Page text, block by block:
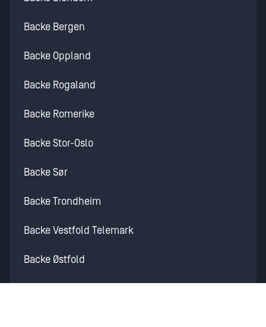
Backe Bergen
Backe Oppland
Backe Rogaland
Backe Romerike
Backe Stor-Oslo
Backe Sør
Backe Trondheim
Backe Vestfold Telemark
Backe Østfold